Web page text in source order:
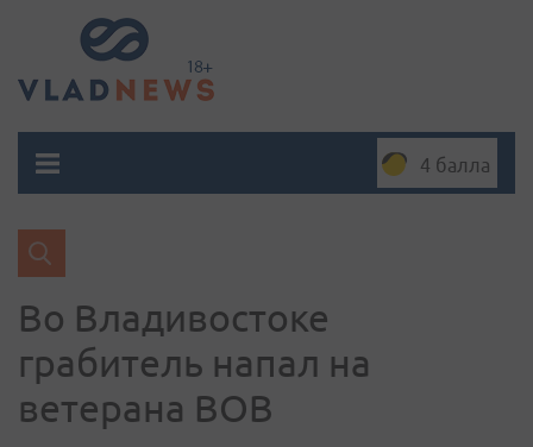
4 балла
Во Владивостоке
грабитель напал на
ветерана ВОВ